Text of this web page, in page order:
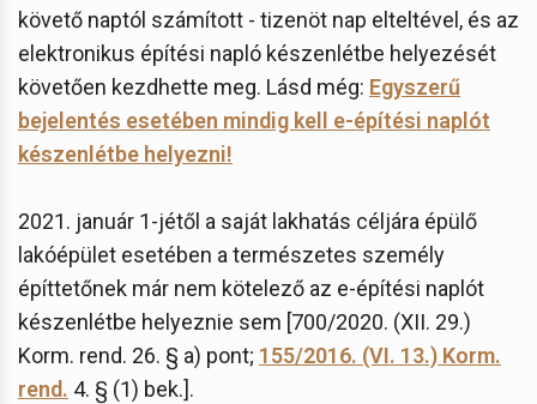
követő naptól számított - tizenöt nap elteltével, és az
elektronikus építési napló készenlétbe helyezését
követően kezdhette meg. Lásd még: Egyszerű
bejelentés esetében mindig kell e-építési naplót
készenlétbe helyezni!
2021. január 1-jétől a saját lakhatás céljára épülő
lakóépület esetében a természetes személy
építtetőnek már nem kötelező az e-építési naplót
készenlétbe helyeznie sem [700/2020. (XII. 29.)
Korm. rend. 26. § a) pont; 155/2016. (VI. 13.) Korm.
rend. 4. § (1) bek.].